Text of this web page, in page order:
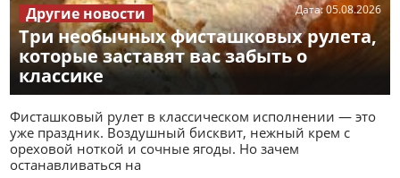
Три необычных фисташковых рулета,
которые заставят вас забыть о
классике
Дата:05.08.2026
Другие новости
Фисташковый рулет в классическом исполнении — это
уже праздник. Воздушный бисквит, нежный крем с
ореховой ноткой и сочные ягоды. Но зачем
останавливаться на